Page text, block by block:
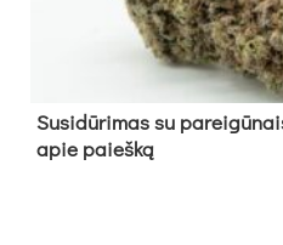
Su­si­dū­ri­mas su
apie paieš­ką